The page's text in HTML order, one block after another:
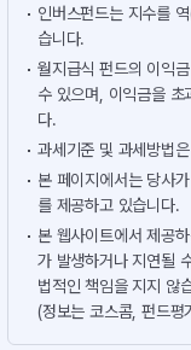
인버스펀드는 지수를
습니다.
월지급식 펀드의 이익
수 있으며, 이익금을 초
다.
과세기준 및 과세방법
본 페이지에서는 당사
를 제공하고 있습니다.
본 웹사이트에서 제공
가 발생하거나 지연될
법적인 책임을 지지 않
(정보는 코스콤, 펀드평